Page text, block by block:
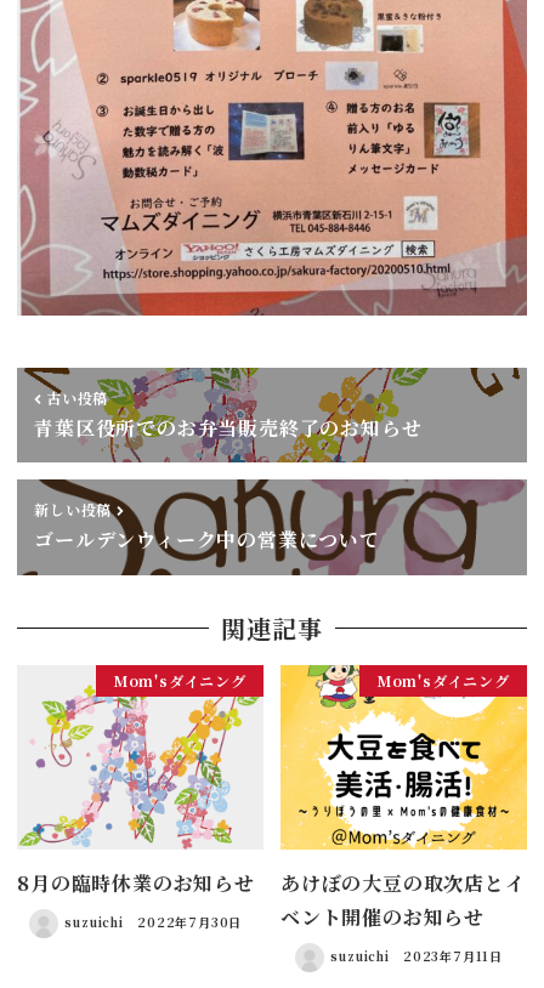
古い投稿
青葉区役所でのお弁当販売終了のお知らせ
新しい投稿
ゴールデンウィーク中の営業について
関連記事
Mom'sダイニング
8月の臨時休業のお知らせ
suzuichi 2022年7月30日
Mom'sダイニング
あけぼの大豆の取次店とイ
ベント開催のお知らせ
suzuichi 2023年7月11日